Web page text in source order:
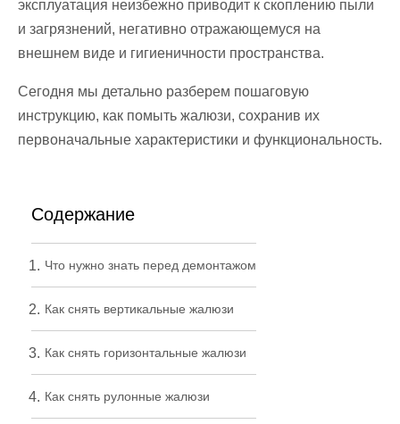
эксплуатация неизбежно приводит к скоплению пыли
и загрязнений, негативно отражающемуся на
внешнем виде и гигиеничности пространства.
Сегодня мы детально разберем пошаговую
инструкцию, как помыть жалюзи, сохранив их
первоначальные характеристики и функциональность.
Содержание
Что нужно знать перед демонтажом
Как снять вертикальные жалюзи
Как снять горизонтальные жалюзи
Как снять рулонные жалюзи